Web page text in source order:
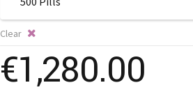
Clear
€1,280.00